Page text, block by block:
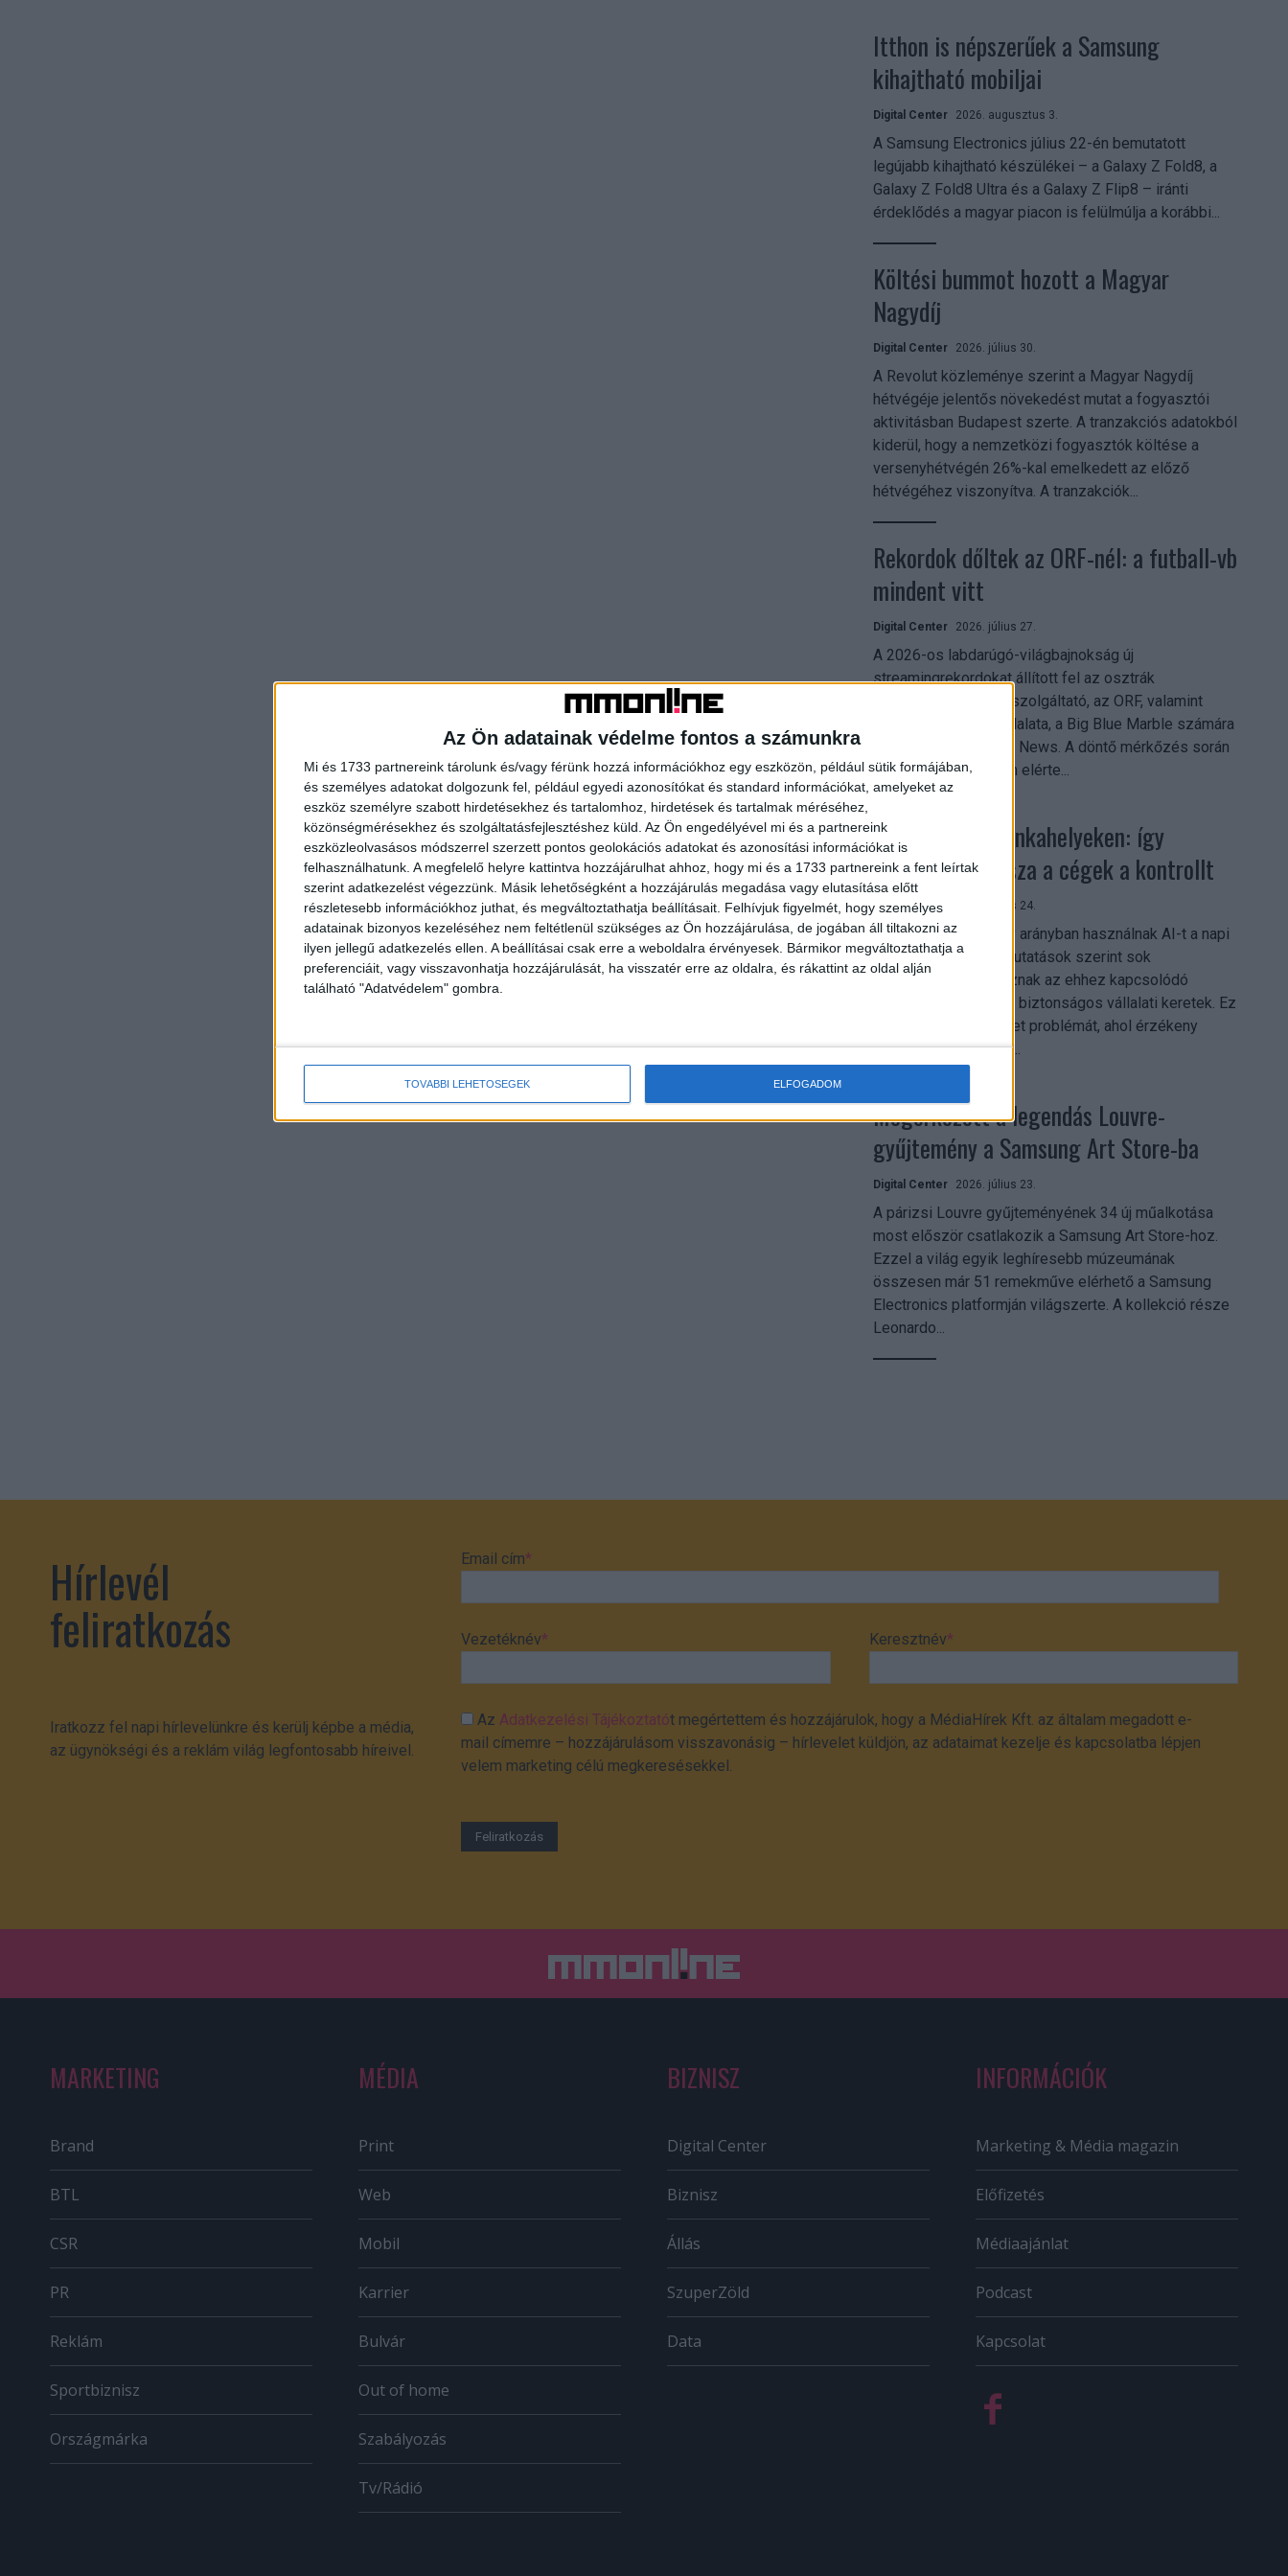
Az Ön adatainak védelme fontos a számunkra
Mi és 1733 partnereink tárolunk és/vagy férünk hozzá információkhoz egy eszközön, például sütik formájában,
és személyes adatokat dolgozunk fel, például egyedi azonosítókat és standard információkat, amelyeket az
eszköz személyre szabott hirdetésekhez és tartalomhoz, hirdetések és tartalmak méréséhez,
közönségmérésekhez és szolgáltatásfejlesztéshez küld. Az Ön engedélyével mi és a partnereink
eszközleolvasásos módszerrel szerzett pontos geolokációs adatokat és azonosítási információkat is
felhasználhatunk. A megfelelő helyre kattintva hozzájárulhat ahhoz, hogy mi és a 1733 partnereink a fent leírtak
szerint adatkezelést végezzünk. Másik lehetőségként a hozzájárulás megadása vagy elutasítása előtt
részletesebb információkhoz juthat, és megváltoztathatja beállításait. Felhívjuk figyelmét, hogy személyes
adatainak bizonyos kezeléséhez nem feltétlenül szükséges az Ön hozzájárulása, de jogában áll tiltakozni az
ilyen jellegű adatkezelés ellen. A beállításai csak erre a weboldalra érvényesek. Bármikor megváltoztathatja a
preferenciáit, vagy visszavonhatja hozzájárulását, ha visszatér erre az oldalra, és rákattint az oldal alján
található "Adatvédelem" gombra.
TOVÁBBI LEHETŐSÉGEK ELFOGADOM
Itthon is népszerűek a Samsung
kihajtható mobiljai
Digital Center 2026. augusztus 3.
A Samsung Electronics július 22-én bemutatott
legújabb kihajtható készülékei – a Galaxy Z Fold8, a
Galaxy Z Fold8 Ultra és a Galaxy Z Flip8 – iránti
érdeklődés a magyar piacon is felülmúlja a korábbi...
Költési bummot hozott a Magyar
Nagydíj
Digital Center 2026. július 30.
A Revolut közleménye szerint a Magyar Nagydíj
hétvégéje jelentős növekedést mutat a fogyasztói
aktivitásban Budapest szerte. A tranzakciós adatokból
kiderül, hogy a nemzetközi fogyasztók költése a
versenyhétvégén 26%-kal emelkedett az előző
hétvégéhez viszonyítva. A tranzakciók...
Rekordok dőltek az ORF-nél: a futball-vb
mindent vitt
Digital Center 2026. július 27.
A 2026-os labdarúgó-világbajnokság új
streamingrekordokat állított fel az osztrák
közszolgálati műsorszolgáltató, az ORF, valamint
technológiai leányvállalata, a Big Blue Marble számára
– írja a Broadband TV News. A döntő mérkőzés során
az átlagos nézőszám elérte...
Shadow AI a munkahelyeken: így
szerezhetik vissza a cégek a kontrollt
Digital Center 2026. július 24.
A munkavállalók nagy arányban használnak AI-t a napi
munkában, ám friss kutatások szerint sok
szervezetnél hiányoznak az ehhez kapcsolódó
világos irányelvek és biztonságos vállalati keretek. Ez
különösen ott jelenthet problémát, ahol érzékeny
üzleti információkkal...
Megérkezett a legendás Louvre-
gyűjtemény a Samsung Art Store-ba
Digital Center 2026. július 23.
A párizsi Louvre gyűjteményének 34 új műalkotása
most először csatlakozik a Samsung Art Store-hoz.
Ezzel a világ egyik leghíresebb múzeumának
összesen már 51 remekműve elérhető a Samsung
Electronics platformján világszerte. A kollekció része
Leonardo...
Hírlevél
feliratkozás
Iratkozz fel napi hírlevelünkre és kerülj képbe a média,
az ügynökségi és a reklám világ legfontosabb híreivel.
Email cím*
Vezetéknév* Keresztnév*
AzAdatkezelési Tájékoztatót megértettem és hozzájárulok, hogy a MédiaHírek Kft. az általam megadott e-
mail címemre – hozzájárulásom visszavonásig – hírlevelet küldjön, az adataimat kezelje és kapcsolatba lépjen
velem marketing célú megkeresésekkel.
MARKETING
Brand
BTL
CSR
PR
Reklám
Sportbiznisz
Országmárka
MÉDIA
Print
Web
Mobil
Karrier
Bulvár
Out of home
Szabályozás
Tv/Rádió
BIZNISZ
Digital Center
Biznisz
Állás
SzuperZöld
Data
INFORMÁCIÓK
Marketing & Média magazin
Előfizetés
Médiaajánlat
Podcast
Kapcsolat